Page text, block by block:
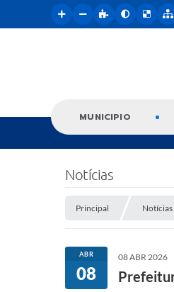
MUNICIPIO
Notícias
Principal Notícias
ABR
08
08 ABR 2026